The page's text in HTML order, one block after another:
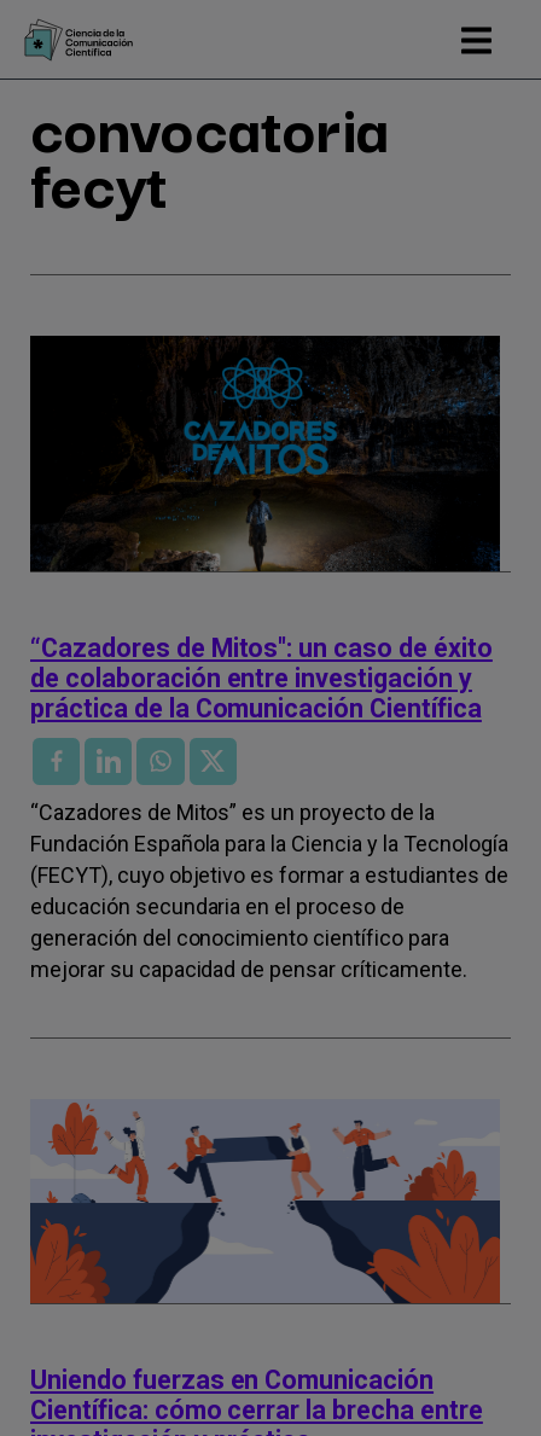
Pasar
contenido
convocatoria
fecyt
“Cazadores de Mitos": un caso de éxito
de colaboración entre investigación y
práctica de la Comunicación Científica
“Cazadores de Mitos” es un proyecto de la
Fundación Española para la Ciencia y la Tecnología
(FECYT), cuyo objetivo es formar a estudiantes de
educación secundaria en el proceso de
generación del conocimiento científico para
mejorar su capacidad de pensar críticamente.
Uniendo fuerzas en Comunicación
Científica: cómo cerrar la brecha entre